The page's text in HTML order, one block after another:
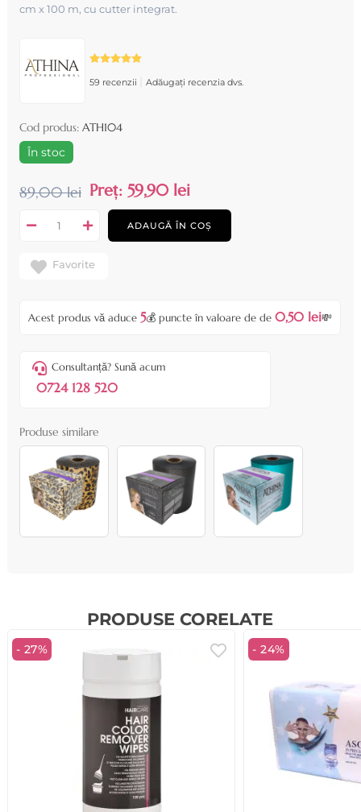
cm x 100 m, cu cutter integrat.
59 recenzii Adăugați recenzia dvs.
Cod produs: ATH104
În stoc
89,00 lei Preț: 59,90 lei
ADAUGĂ ÎN COȘ
Favorite
Acest produs vă aduce 5💰 puncte în valoare de de 0,50 lei💸
Consultanță? Sună acum
0724 128 520
Produse similare
PRODUSE CORELATE
- 27% - 24%